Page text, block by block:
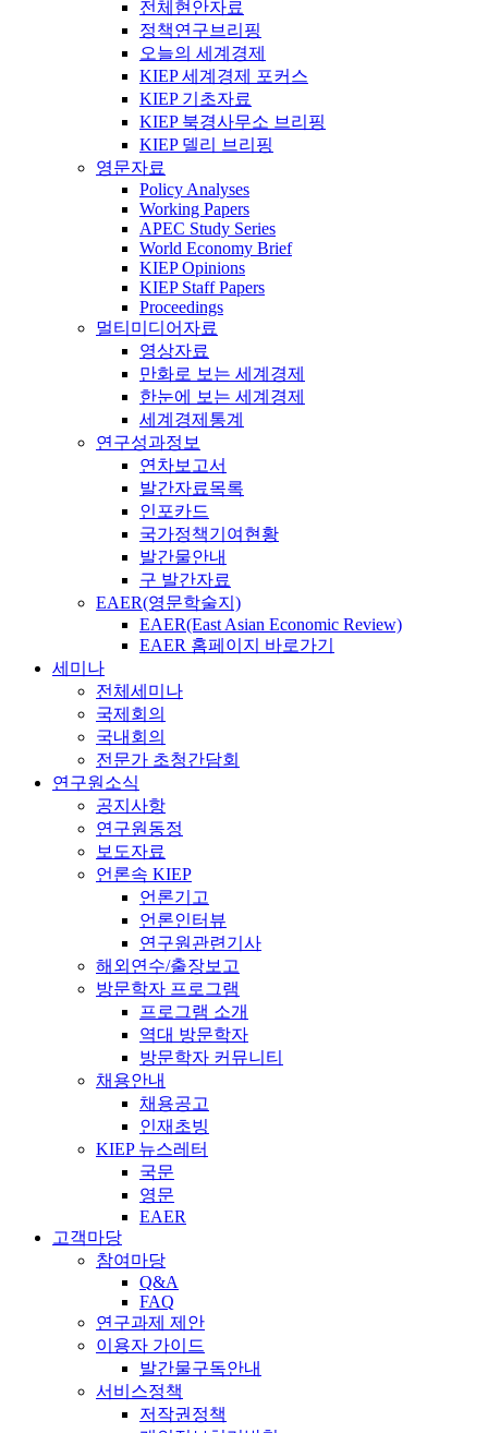
전체현안자료
정책연구브리핑
오늘의 세계경제
KIEP 세계경제 포커스
KIEP 기초자료
KIEP 북경사무소 브리핑
KIEP 델리 브리핑
영문자료
Policy Analyses
Working Papers
APEC Study Series
World Economy Brief
KIEP Opinions
KIEP Staff Papers
Proceedings
멀티미디어자료
영상자료
만화로 보는 세계경제
한눈에 보는 세계경제
세계경제통계
연구성과정보
연차보고서
발간자료목록
인포카드
국가정책기여현황
발간물안내
구 발간자료
EAER(영문학술지)
EAER(East Asian Economic Review)
EAER 홈페이지 바로가기
세미나
전체세미나
국제회의
국내회의
전문가 초청간담회
연구원소식
공지사항
연구원동정
보도자료
언론속 KIEP
언론기고
언론인터뷰
연구원관련기사
해외연수/출장보고
방문학자 프로그램
프로그램 소개
역대 방문학자
방문학자 커뮤니티
채용안내
채용공고
인재초빙
KIEP 뉴스레터
국문
영문
EAER
고객마당
참여마당
Q&A
FAQ
연구과제 제안
이용자 가이드
발간물구독안내
서비스정책
저작권정책